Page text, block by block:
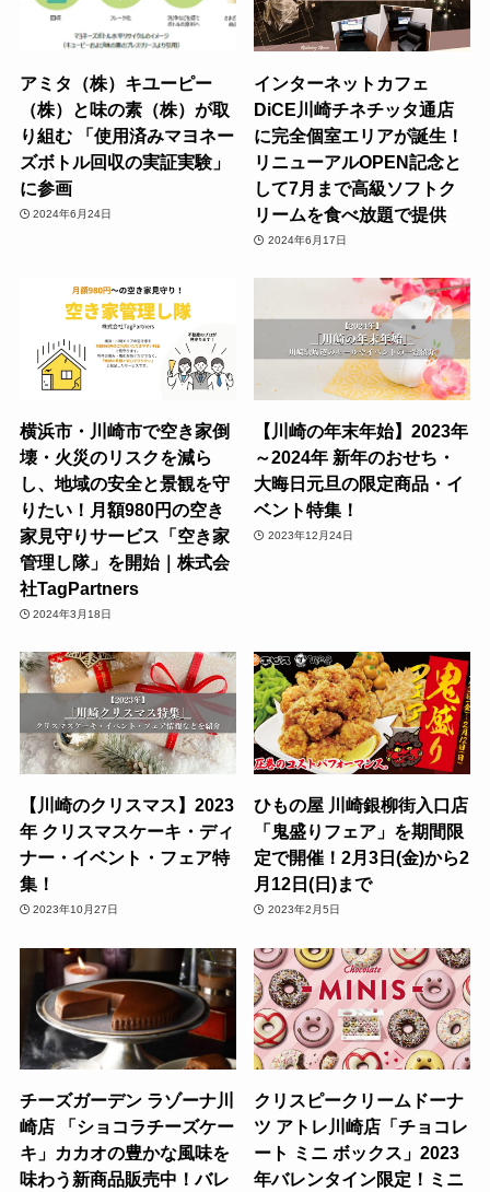
アミタ（株）キユーピー
（株）と味の素（株）が取
り組む 「使用済みマヨネー
ズボトル回収の実証実験」
に参画
2024年6月24日
インターネットカフェ
DiCE川崎チネチッタ通店
に完全個室エリアが誕生！
リニューアルOPEN記念と
して7月まで高級ソフトク
リームを食べ放題で提供
2024年6月17日
横浜市・川崎市で空き家倒
壊・火災のリスクを減ら
し、地域の安全と景観を守
りたい！月額980円の空き
家見守りサービス「空き家
管理し隊」を開始｜株式会
社TagPartners
2024年3月18日
【川崎の年末年始】2023年
～2024年 新年のおせち・
大晦日元旦の限定商品・イ
ベント特集！
2023年12月24日
【川崎のクリスマス】2023
年 クリスマスケーキ・ディ
ナー・イベント・フェア特
集！
2023年10月27日
ひもの屋 川崎銀柳街入口店
「鬼盛りフェア」を期間限
定で開催！2月3日(金)から2
月12日(日)まで
2023年2月5日
チーズガーデン ラゾーナ川
崎店 「ショコラチーズケー
キ」カカオの豊かな風味を
味わう新商品販売中！バレ
クリスピークリームドーナ
ツ アトレ川崎店「チョコレ
ート ミニ ボックス」2023
年バレンタイン限定！ミニ